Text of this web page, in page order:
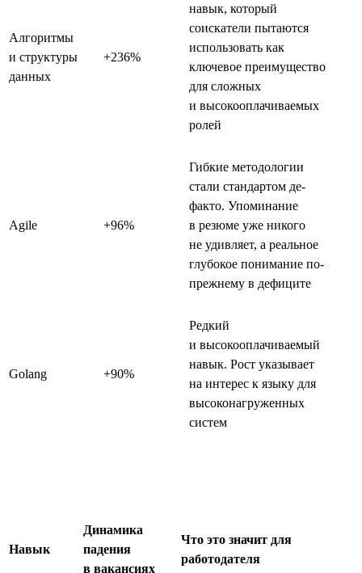
Алгоритмы
и структуры
данных
+236%
навык, который
соискатели пытаются
использовать как
ключевое преимущество
для сложных
и высокооплачиваемых
ролей
Agile +96%
Гибкие методологии
стали стандартом де-
факто. Упоминание
в резюме уже никого
не удивляет, а реальное
глубокое понимание по-
прежнему в дефиците
Golang +90%
Редкий
и высокооплачиваемый
навык. Рост указывает
на интерес к языку для
высоконагруженных
систем
Навык
Динамика
падения
в вакансиях
Что это значит для
работодателя